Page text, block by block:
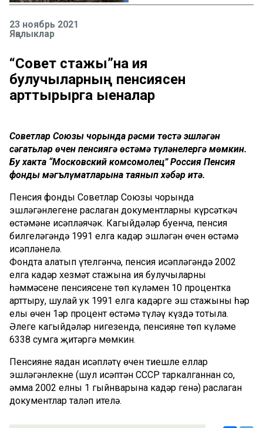
23 ноябрь 2021
Яңалыклар
“Совет стажы”на ия
булучыларның пенсиясен
арттырырга җыеналар
Советлар Союзы чорында рәсми төстә эшләгән
сәгатьләр өчен пенсиягә өстәмә түләнелергә мөмкин.
Бу хакта “Московский комсомолец” Россия Пенсия
фонды мәгълүматларына таянып хәбәр итә.
Пенсия фонды Советлар Союзы чорында
эшләгәнлегеңне раслаган документларны күрсәткәч
өстәмәне исәпләячәк. Кагыйдәләр буенча, пенсия
билгеләгәндә 1991 елга кадәр эшләгән өчен өстәмә
исәпләнелә.
Фондта аңлатып үтелгәнчә, пенсия исәпләгәндә 2002
елга кадәр хезмәт стажына ия булучыларның
һәммәсенең пенсиясенең төп күләмен 10 процентка
арттыру, шулай ук 1991 елга кадәрге эш стажының һәр
елы өчен 1әр процент өстәмә түләү күздә тотыла.
Әлеге кагыйдәләр нигезендә, пенсиянең төп күләме
6338 сумга җитәргә мөмкин.
Пенсияне яңадан исәпләтү өчен тиешле еллар
эшләгәнлекне (шул исәптән СССР таркалганнан соң,
әмма 2002 елның 1 гыйнварына кадәр генә) раслаган
документлар таләп ителә.